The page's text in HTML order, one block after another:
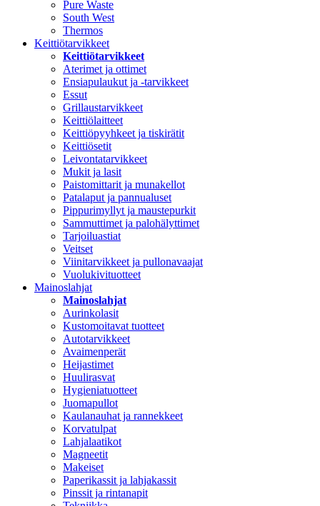
Pure Waste
South West
Thermos
Keittiötarvikkeet
Keittiötarvikkeet
Aterimet ja ottimet
Ensiapulaukut ja -tarvikkeet
Essut
Grillaustarvikkeet
Keittiölaitteet
Keittiöpyyhkeet ja tiskirätit
Keittiösetit
Leivontatarvikkeet
Mukit ja lasit
Paistomittarit ja munakellot
Patalaput ja pannualuset
Pippurimyllyt ja maustepurkit
Sammuttimet ja palohälyttimet
Tarjoiluastiat
Veitset
Viinitarvikkeet ja pullonavaajat
Vuolukivituotteet
Mainoslahjat
Mainoslahjat
Aurinkolasit
Kustomoitavat tuotteet
Autotarvikkeet
Avaimenperät
Heijastimet
Huulirasvat
Hygieniatuotteet
Juomapullot
Kaulanauhat ja rannekkeet
Korvatulpat
Lahjalaatikot
Magneetit
Makeiset
Paperikassit ja lahjakassit
Pinssit ja rintanapit